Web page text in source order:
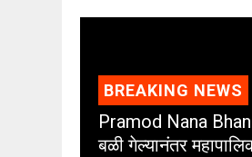
BREAKING NEWS
Pramod Nana
बळी गेल्यानंतर